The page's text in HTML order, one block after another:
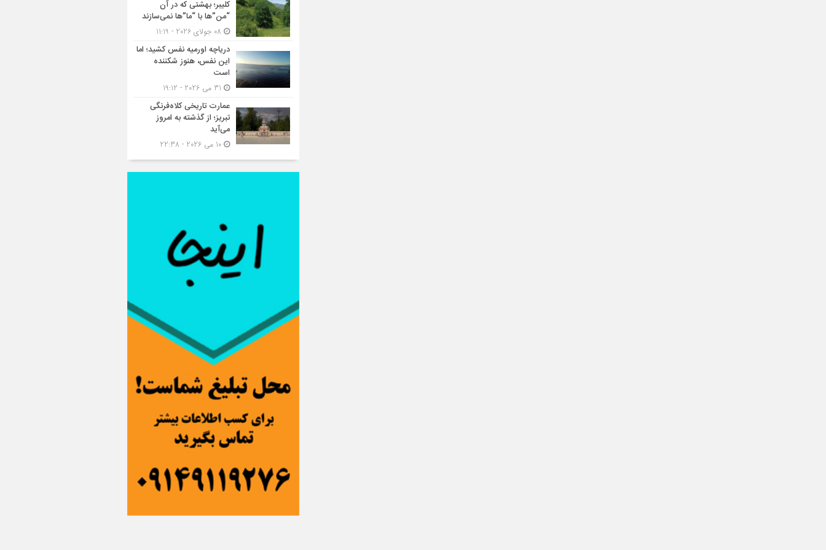
کلیبر؛ بهشتی که در آن
“من”ها با “ما”ها نمی‌سازند
دریاچه اورمیه نفس کشید؛ اما
این نفس، هنوز شکننده
است
عمارت تاریخی کلاه‌فرنگی
تبریز؛ از گذشته به امروز
می‌آید